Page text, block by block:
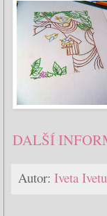
DALŠÍ
Autor: Iveta